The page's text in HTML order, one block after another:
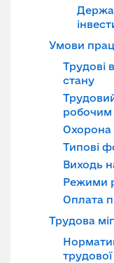
Умови
Трудові
стану
робочим
Охорона
Типові
Виходь
Режими
Оплата
Трудова
трудової